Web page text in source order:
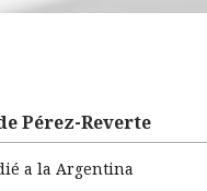
Pérez-Reverte
a la Argentina